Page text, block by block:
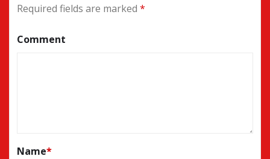
Required fields are marked *
Comment
Name*